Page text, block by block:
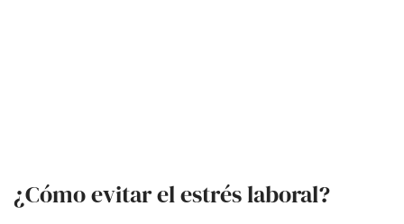
¿Cómo evitar el estrés laboral?